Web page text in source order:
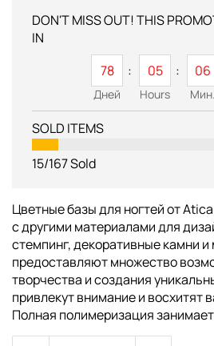
DON'T MISS OUT! THIS
IN
78
Дней
05
Hours
06
Мин.
SOLD ITEMS
15/167Sold
Цветные базы для ногтей от
с другими материалами для
стемпинг, декоративные камни и
предоставляют множество
творчества и создания
привлекут внимание и восхитят
Полная полимеризация